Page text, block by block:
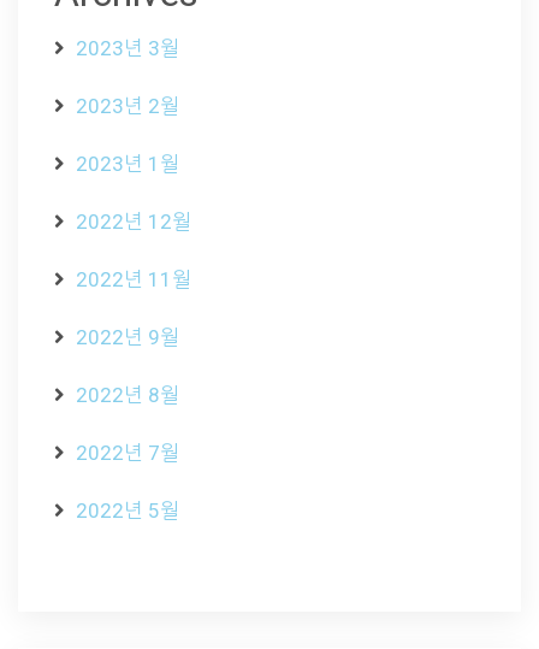
2023년 3월
2023년 2월
2023년 1월
2022년 12월
2022년 11월
2022년 9월
2022년 8월
2022년 7월
2022년 5월